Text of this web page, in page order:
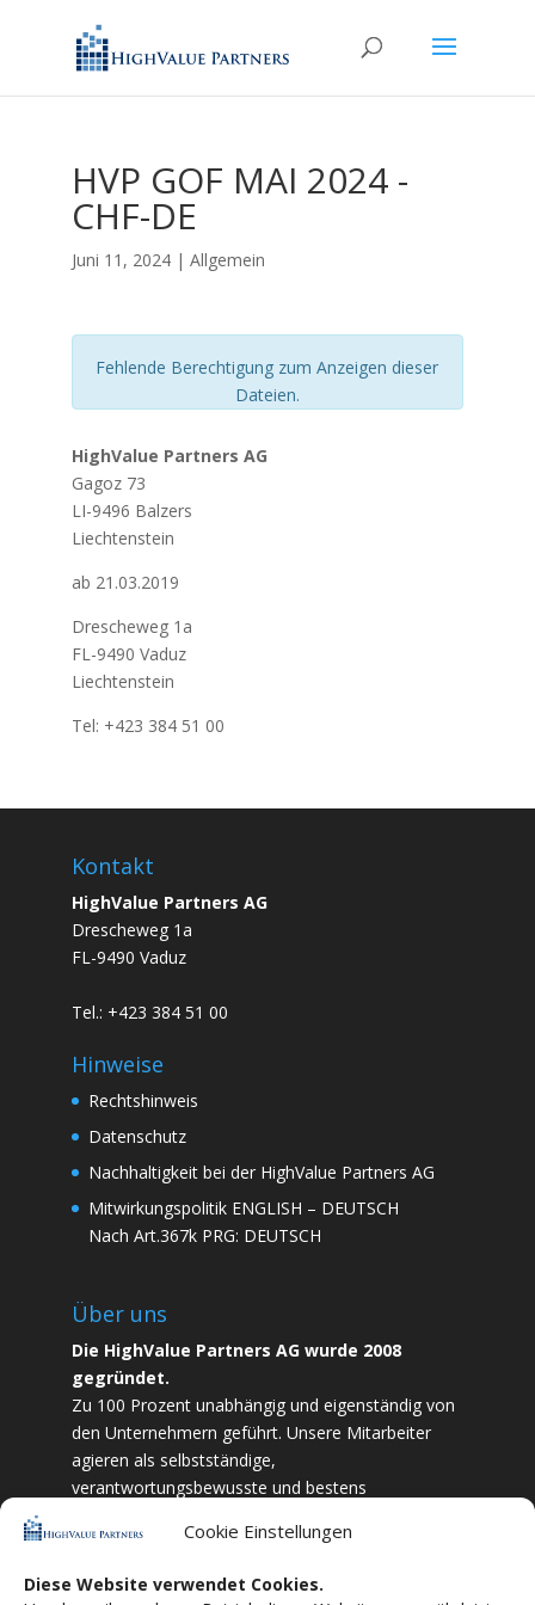
Cookie Einstellungen
Diese Website verwendet Cookies.
HVP GOF MAI 2024 -
CHF-DE
Juni 11, 2024| Allgemein
Fehlende Berechtigung zum Anzeigen dieser
Dateien.
HighValue Partners AG
Gagoz 73
LI-9496 Balzers
Liechtenstein
ab 21.03.2019
Drescheweg 1a
FL-9490 Vaduz
Liechtenstein
Tel: +423 384 51 00
Kontakt
HighValue Partners AG
Drescheweg 1a
FL-9490 Vaduz
Tel.: +423 384 51 00
Hinweise
Rechtshinweis
Datenschutz
Nachhaltigkeit bei der HighValue Partners AG
Mitwirkungspolitik ENGLISH – DEUTSCH
Nach Art.367k PRG: DEUTSCH
Über uns
Die HighValue Partners AG wurde 2008
gegründet.
Zu 100 Prozent unabhängig und eigenständig von
den Unternehmern geführt. Unsere Mitarbeiter
agieren als selbstständige,
verantwortungsbewusste und bestens
und Zielstrebigkeit sind wir bestrebt das